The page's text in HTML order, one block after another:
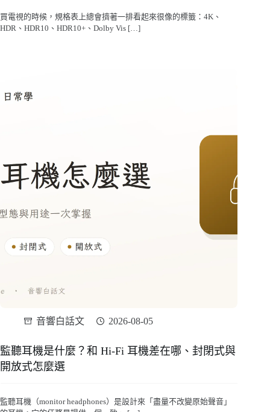
買電視的時候，規格表上總會擠著一排看起來很像的標籤：4K、
HDR、HDR10、HDR10+、Dolby Vis […]
音響白話文 2026-08-05
監聽耳機是什麼？和 Hi-Fi 耳機差在哪、封閉式與
開放式怎麼選
監聽耳機（monitor headphones）是設計來「盡量不改變原始聲音」